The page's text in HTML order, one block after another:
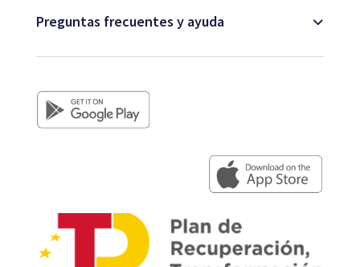
Preguntas frecuentes y ayuda